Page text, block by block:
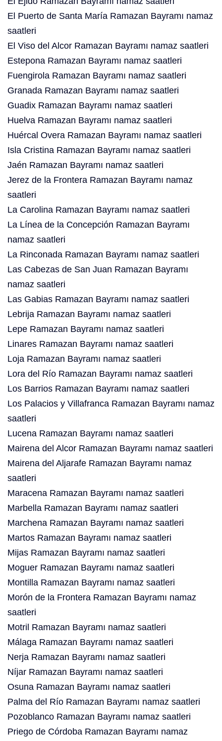
El Puerto de Santa María Ramazan Bayramı namaz
saatleri
El Viso del Alcor Ramazan Bayramı namaz saatleri
Estepona Ramazan Bayramı namaz saatleri
Fuengirola Ramazan Bayramı namaz saatleri
Granada Ramazan Bayramı namaz saatleri
Guadix Ramazan Bayramı namaz saatleri
Huelva Ramazan Bayramı namaz saatleri
Huércal Overa Ramazan Bayramı namaz saatleri
Isla Cristina Ramazan Bayramı namaz saatleri
Jaén Ramazan Bayramı namaz saatleri
Jerez de la Frontera Ramazan Bayramı namaz
saatleri
La Carolina Ramazan Bayramı namaz saatleri
La Línea de la Concepción Ramazan Bayramı
namaz saatleri
La Rinconada Ramazan Bayramı namaz saatleri
Las Cabezas de San Juan Ramazan Bayramı
namaz saatleri
Las Gabias Ramazan Bayramı namaz saatleri
Lebrija Ramazan Bayramı namaz saatleri
Lepe Ramazan Bayramı namaz saatleri
Linares Ramazan Bayramı namaz saatleri
Loja Ramazan Bayramı namaz saatleri
Lora del Río Ramazan Bayramı namaz saatleri
Los Barrios Ramazan Bayramı namaz saatleri
Los Palacios y Villafranca Ramazan Bayramı namaz
saatleri
Lucena Ramazan Bayramı namaz saatleri
Mairena del Alcor Ramazan Bayramı namaz saatleri
Mairena del Aljarafe Ramazan Bayramı namaz
saatleri
Maracena Ramazan Bayramı namaz saatleri
Marbella Ramazan Bayramı namaz saatleri
Marchena Ramazan Bayramı namaz saatleri
Martos Ramazan Bayramı namaz saatleri
Mijas Ramazan Bayramı namaz saatleri
Moguer Ramazan Bayramı namaz saatleri
Montilla Ramazan Bayramı namaz saatleri
Morón de la Frontera Ramazan Bayramı namaz
saatleri
Motril Ramazan Bayramı namaz saatleri
Málaga Ramazan Bayramı namaz saatleri
Nerja Ramazan Bayramı namaz saatleri
Níjar Ramazan Bayramı namaz saatleri
Osuna Ramazan Bayramı namaz saatleri
Palma del Río Ramazan Bayramı namaz saatleri
Pozoblanco Ramazan Bayramı namaz saatleri
Priego de Córdoba Ramazan Bayramı namaz